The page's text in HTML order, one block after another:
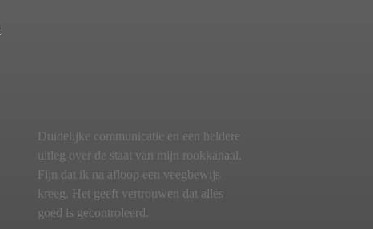
Duidelijke communicatie en een heldere
uitleg over de staat van mijn rookkanaal.
Fijn dat ik na afloop een veegbewijs
kreeg. Het geeft vertrouwen dat alles
goed is gecontroleerd.